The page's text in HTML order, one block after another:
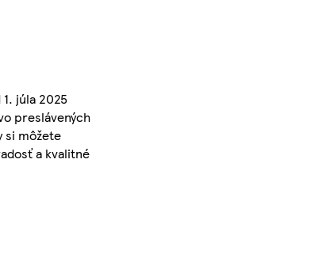
júla 2025
preslávených
si môžete
a kvalitné